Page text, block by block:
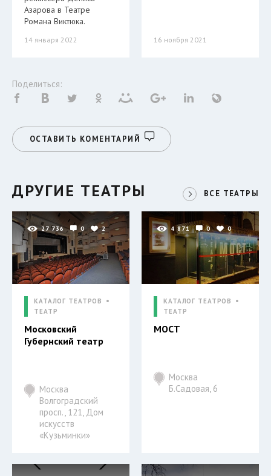
Азарова в Театре
Романа Виктюка.
14 января 2022 16 ноября 2021
Поделиться:
ОСТАВИТЬ КОМЕНТАРИЙ
ДРУГИЕ ТЕАТРЫ ВСЕ ТЕАТРЫ
27 736 0 2
КАТАЛОГ ТЕАТРОВ
ТЕАТР
Московский
Губернский театр
Москва
Волгоградский
просп., 121, Дом
искусств
«Кузьминки»
4 871 0 0
КАТАЛОГ ТЕАТРОВ
ТЕАТР
МОСТ
Москва
Б.Садовая, 6